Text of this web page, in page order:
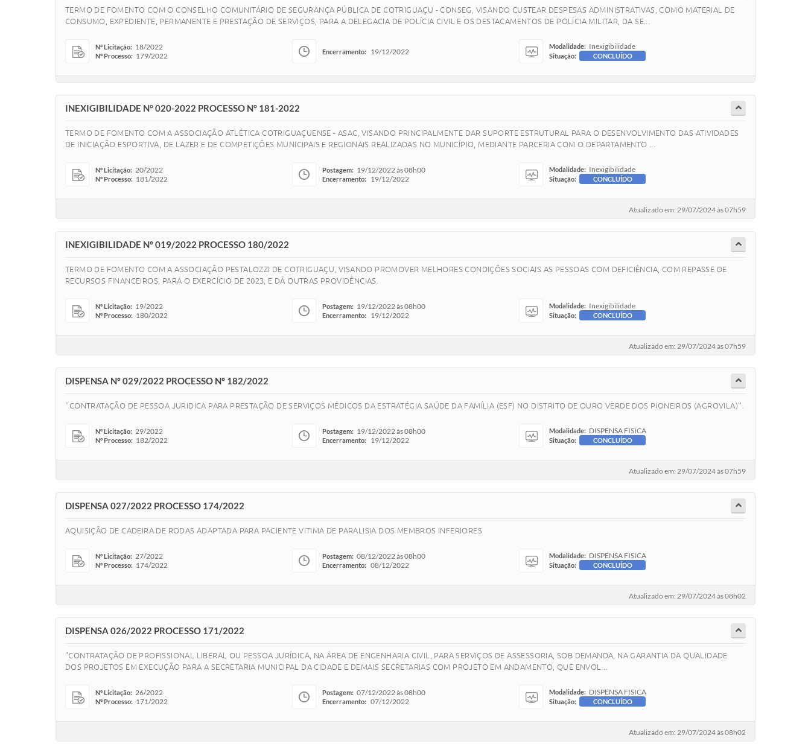
TERMO DE FOMENTO COM O CONSELHO COMUNITÁRIO DE SEGURANÇA PÚBLICA DE COTRIGUAÇU - CONSEG, VISANDO CUSTEAR DESPESAS ADMINISTRATIVAS, COMO MATERIAL DE
CONSUMO, EXPEDIENTE, PERMANENTE E PRESTAÇÃO DE SERVIÇOS, PARA A DELEGACIA DE POLÍCIA CIVIL E OS DESTACAMENTOS DE POLÍCIA MILITAR, DA SE...
Nº Licitação: 18/2022
Nº Processo: 179/2022 Encerramento: 19/12/2022
Modalidade: Inexigibilidade
Situação: CONCLUÍDO
INEXIGIBILIDADE N° 020-2022 PROCESSO N° 181-2022
TERMO DE FOMENTO COM A ASSOCIAÇÃO ATLÉTICA COTRIGUAÇUENSE - ASAC, VISANDO PRINCIPALMENTE DAR SUPORTE ESTRUTURAL PARA O DESENVOLVIMENTO DAS ATIVIDADES
DE INICIAÇÃO ESPORTIVA, DE LAZER E DE COMPETIÇÕES MUNICIPAIS E REGIONAIS REALIZADAS NO MUNICÍPIO, MEDIANTE PARCERIA COM O DEPARTAMENTO ...
Nº Licitação: 20/2022
Nº Processo: 181/2022
Postagem: 19/12/2022 às 08h00
Encerramento: 19/12/2022
Modalidade: Inexigibilidade
Situação: CONCLUÍDO
Atualizado em: 29/07/2024 às 07h59
INEXIGIBILIDADE Nº 019/2022 PROCESSO 180/2022
TERMO DE FOMENTO COM A ASSOCIAÇÃO PESTALOZZI DE COTRIGUAÇU, VISANDO PROMOVER MELHORES CONDIÇÕES SOCIAIS AS PESSOAS COM DEFICIÊNCIA, COM REPASSE DE
RECURSOS FINANCEIROS, PARA O EXERCÍCIO DE 2023, E DÁ OUTRAS PROVIDÊNCIAS.
Nº Licitação: 19/2022
Nº Processo: 180/2022
Postagem: 19/12/2022 às 08h00
Encerramento: 19/12/2022
Modalidade: Inexigibilidade
Situação: CONCLUÍDO
Atualizado em: 29/07/2024 às 07h59
DISPENSA Nº 029/2022 PROCESSO Nº 182/2022
''CONTRATAÇÃO DE PESSOA JURIDICA PARA PRESTAÇÃO DE SERVIÇOS MÉDICOS DA ESTRATÉGIA SAÚDE DA FAMÍLIA (ESF) NO DISTRITO DE OURO VERDE DOS PIONEIROS (AGROVILA)''.
Nº Licitação: 29/2022
Nº Processo: 182/2022
Postagem: 19/12/2022 às 08h00
Encerramento: 19/12/2022
Modalidade: DISPENSA FISICA
Situação: CONCLUÍDO
Atualizado em: 29/07/2024 às 07h59
DISPENSA 027/2022 PROCESSO 174/2022
AQUISIÇÃO DE CADEIRA DE RODAS ADAPTADA PARA PACIENTE VITIMA DE PARALISIA DOS MEMBROS INFERIORES
Nº Licitação: 27/2022
Nº Processo: 174/2022
Postagem: 08/12/2022 às 08h00
Encerramento: 08/12/2022
Modalidade: DISPENSA FISICA
Situação: CONCLUÍDO
Atualizado em: 29/07/2024 às 08h02
DISPENSA 026/2022 PROCESSO 171/2022
"CONTRATAÇÃO DE PROFISSIONAL LIBERAL OU PESSOA JURÍDICA, NA ÁREA DE ENGENHARIA CIVIL, PARA SERVIÇOS DE ASSESSORIA, SOB DEMANDA, NA GARANTIA DA QUALIDADE
DOS PROJETOS EM EXECUÇÃO PARA A SECRETARIA MUNICIPAL DA CIDADE E DEMAIS SECRETARIAS COM PROJETO EM ANDAMENTO, QUE ENVOL...
Nº Licitação: 26/2022
Nº Processo: 171/2022
Postagem: 07/12/2022 às 08h00
Encerramento: 07/12/2022
Modalidade: DISPENSA FISICA
Situação: CONCLUÍDO
Atualizado em: 29/07/2024 às 08h02